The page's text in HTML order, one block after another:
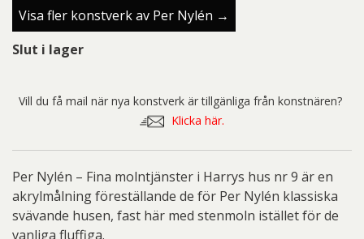
Visa fler konstverk av Per Nylén →
Slut i lager
Vill du få mail när nya konstverk är tillgänliga från konstnären?
Klicka här.
Per Nylén – Fina molntjänster i Harrys hus nr 9 är en
akrylmålning föreställande de för Per Nylén klassiska
svävande husen, fast här med stenmoln istället för de
vanliga fluffiga.